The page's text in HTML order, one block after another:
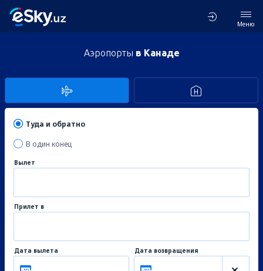
Меню
Аэропорты в Канаде
Туда и обратно
В один конец
Вылет
Прилет в
Дата вылета Дата возвращения